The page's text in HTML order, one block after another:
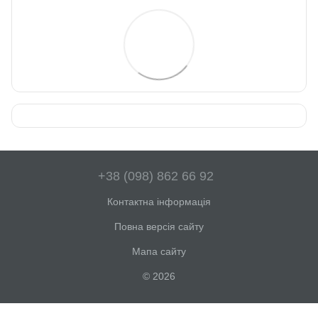
+38 (098) 862 66 92
Контактна інформація
Повна версія сайту
Мапа сайту
© 2026